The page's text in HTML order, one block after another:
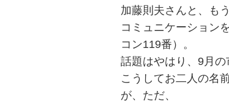
加藤則夫さんと、も
コミュニケーション
コン119番）。
話題はやはり、9月の
こうしてお二人の名
が、ただ、